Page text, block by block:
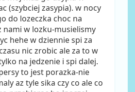
(szybciej zasypia). w nocy
do lozeczka choc na
nami w lozku-musielismy
hehe w dziennie spi za
nic zrobic ale za to w
na jedzenie i spi dalej.
to jest porazka-nie
az tyle sika czy co ale co